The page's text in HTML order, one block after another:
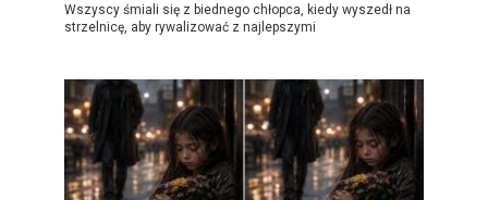
Wszyscy śmiali się z biednego chłopca, kiedy wyszedł na
strzelnicę, aby rywalizować z najlepszymi